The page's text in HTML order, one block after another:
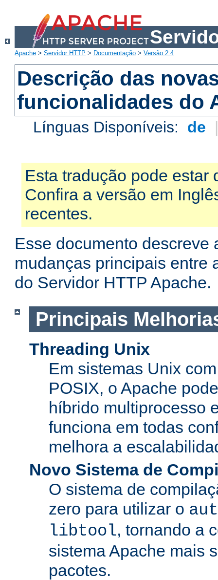
Apache > Servidor HTTP > Documentação > Versão 2.4
Descrição das
funcionalidades do
Línguas Disponíveis: de
Esta tradução pode estar
Confira a versão em
recentes.
Esse documento descreve
mudanças principais entre
do Servidor HTTP Apache.
Principais
Threading Unix
Em sistemas Unix
POSIX, o Apache
híbrido multiprocesso
funciona em todas
melhora a
Novo Sistema de
O sistema de
zero para utilizar o
libtool, tornando a
sistema Apache mais
pacotes.